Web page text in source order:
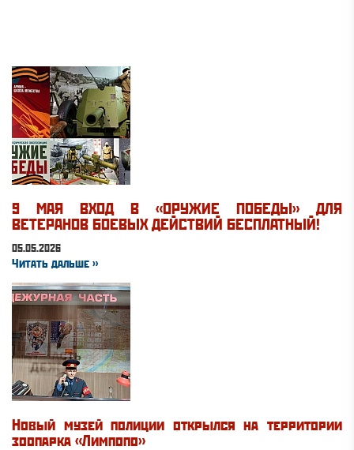
9 МАЯ ВХОД В «ОРУЖИЕ ПОБЕДЫ» ДЛЯ
ВЕТЕРАНОВ БОЕВЫХ ДЕЙСТВИЙ БЕСПЛАТНЫЙ!
05.05.2026
Читать дальше »
Новый музей полиции открылся на территории
зоопарка «Лимпопо»